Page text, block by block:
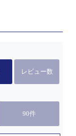
レビュー数
90件